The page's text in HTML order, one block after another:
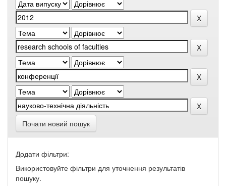
Почати новий пошук
Додати фільтри:
Використовуйте фільтри для уточнення результатів
пошуку.